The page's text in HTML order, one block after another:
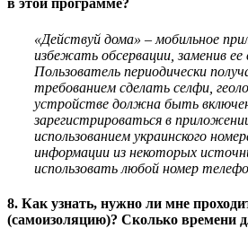
в этой программе?
«Действуй дома» – мобильное
избежать обсервации, заменив ее
Пользователь периодически
требованием сделать селфи,
устройстве должна быть
зарегистрироваться в
использованием украинского
информации из некоторых
использовать любой номер
8. Как узнать, нужно ли мне
(самоизоляцию)? Сколько времени